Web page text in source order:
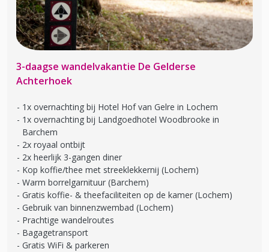
3-daagse wandelvakantie De Gelderse
Achterhoek
1x overnachting bij Hotel Hof van Gelre in Lochem
1x overnachting bij Landgoedhotel Woodbrooke in
Barchem
2x royaal ontbijt
2x heerlijk 3-gangen diner
Kop koffie/thee met streeklekkernij (Lochem)
Warm borrelgarnituur (Barchem)
Gratis koffie- & theefaciliteiten op de kamer (Lochem)
Gebruik van binnenzwembad (Lochem)
Prachtige wandelroutes
Bagagetransport
Gratis WiFi & parkeren